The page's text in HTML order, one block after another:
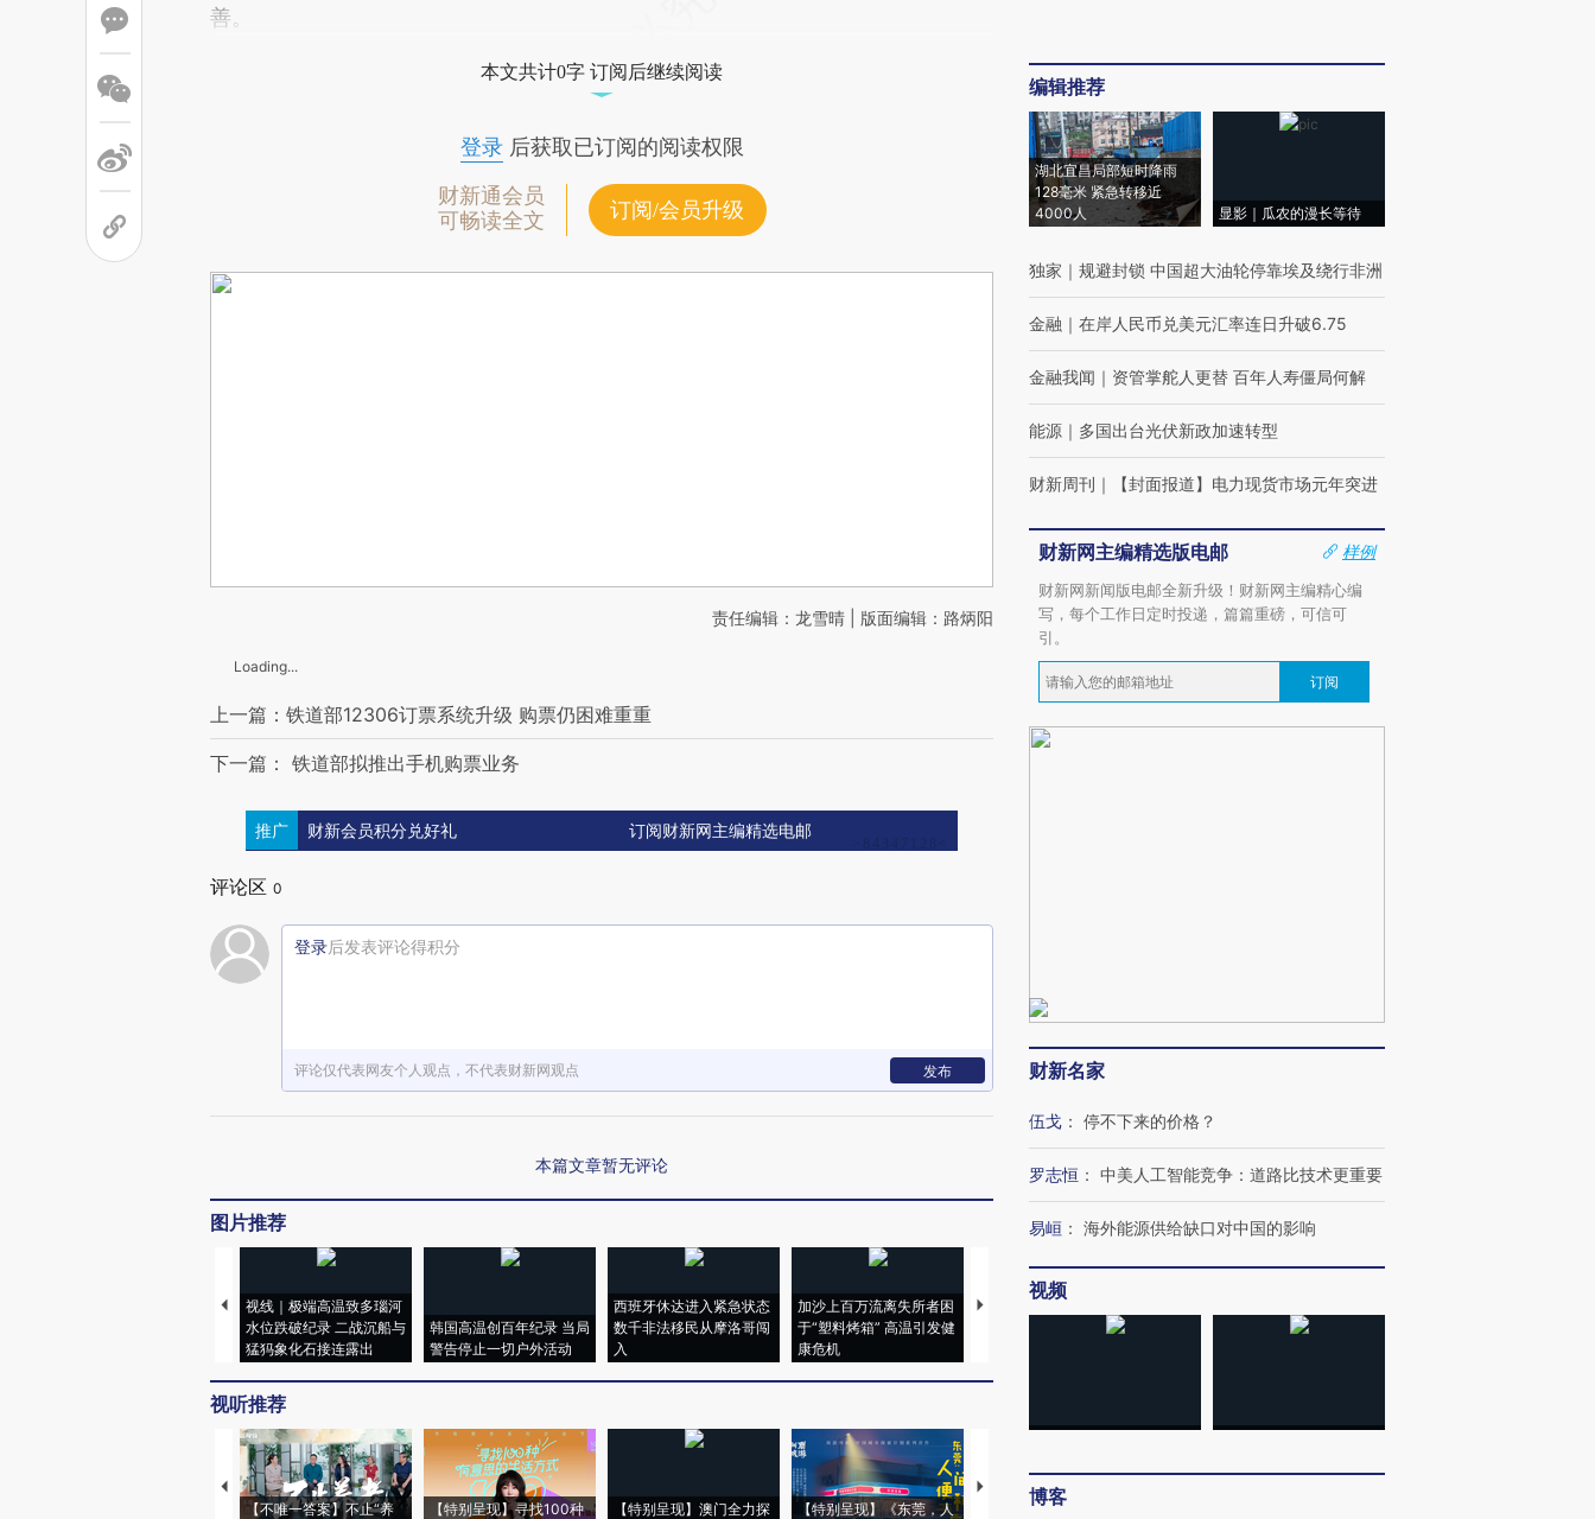
善。
本文共计0字 订阅后继续阅读
登录后获取已订阅的阅读权限
财新通会员
可畅读全文
订阅/会员升级
责任编辑：龙雪晴 | 版面编辑：路炳阳
Loading...
上一篇：铁道部12306订票系统升级 购票仍困难重重
下一篇： 铁道部拟推出手机购票业务
推广 财新会员积分兑好礼 订阅财新网主编精选电邮
评论区 0
登录后发表评论得积分
评论仅代表网友个人观点，不代表财新网观点 发布
本篇文章暂无评论
图片推荐
视线｜极端高温致多瑙河
水位跌破纪录 二战沉船与
猛犸象化石接连露出
韩国高温创百年纪录 当局
警告停止一切户外活动
西班牙休达进入紧急状态
数千非法移民从摩洛哥闯
入
加沙上百万流离失所者困
于“塑料烤箱” 高温引发健
康危机
视线｜HYROX的吸金
术：是什么让中产们甘
粒摇头丸 尿检体内含3种
视听推荐
【不唯一答案】不止“养
【特别呈现】寻找100种
【特别呈现】澳门全力探
【特别呈现】《东莞，人
【推广】走进第四届链博
会，让数智科技“链”接产
编辑推荐
湖北宜昌局部短时降雨
128毫米 紧急转移近
4000人
显影｜瓜农的漫长等待
独家 ｜ 规避封锁 中国超大油轮停靠埃及绕行非洲
金融 ｜ 在岸人民币兑美元汇率连日升破6.75
金融我闻 ｜ 资管掌舵人更替 百年人寿僵局何解
能源 ｜ 多国出台光伏新政加速转型
财新周刊 ｜ 【封面报道】电力现货市场元年突进
财新网主编精选版电邮
样例
财新网新闻版电邮全新升级！财新网主编精心编
写，每个工作日定时投递，篇篇重磅，可信可
引。
订阅
财新名家
伍戈 ： 停不下来的价格？
罗志恒 ： 中美人工智能竞争：道路比技术更重要
易峘 ： 海外能源供给缺口对中国的影响
视频
博客